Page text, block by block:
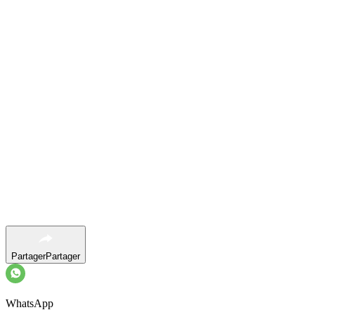
PartagerPartager
WhatsApp